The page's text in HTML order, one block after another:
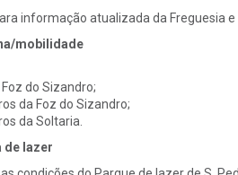
informação atualizada da Freguesia e
mobilidade
do Sizandro;
da Foz do Sizandro;
da Soltaria.
de lazer